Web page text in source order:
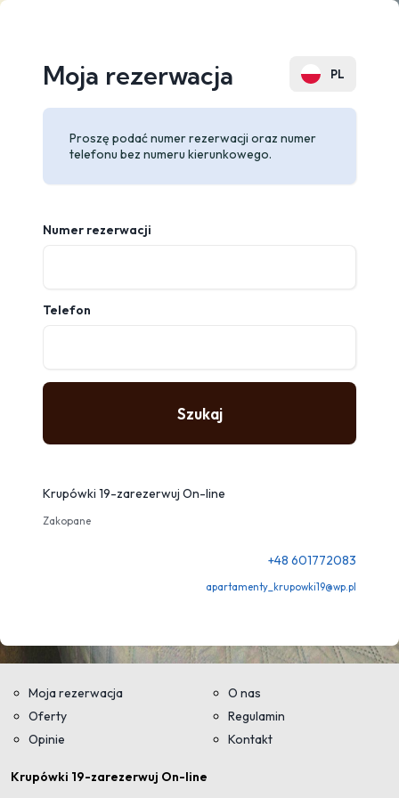
PL
EN
Moja rezerwacja
Proszę podać numer rezerwacji oraz numer
telefonu bez numeru kierunkowego.
Numer rezerwacji
Telefon
Szukaj
Krupówki 19-zarezerwuj On-line
Zakopane
+48 601772083
apartamenty_krupowki19@wp.pl
Moja rezerwacja
Oferty
Opinie
O nas
Regulamin
Kontakt
Krupówki 19-zarezerwuj On-line